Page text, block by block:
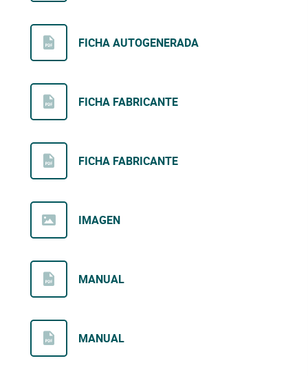
FICHA AUTOGENERADA
FICHA FABRICANTE
FICHA FABRICANTE
IMAGEN
MANUAL
MANUAL